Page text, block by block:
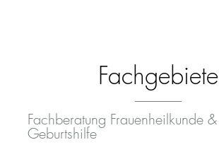
Fachgebiete
Fachberatung Frauenheilkunde &
Geburtshilfe